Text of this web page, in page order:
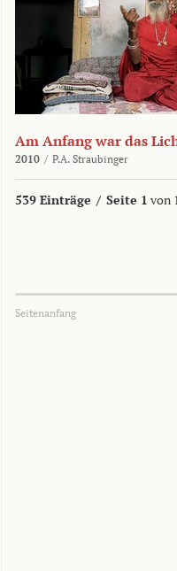
Am Anfang war das
2010 / P.A. Straubinger
539 Einträge / Seite 1 von
Seitenanfang